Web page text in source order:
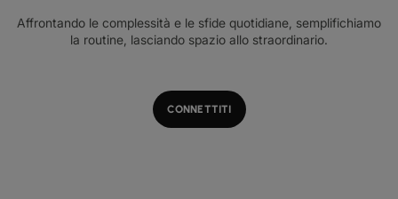
Affrontando le complessità e le sfide quotidiane, semplifichiamo
la routine, lasciando spazio allo straordinario.
CONNETTITI